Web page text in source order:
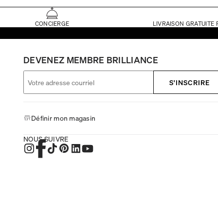
CONCIERGE LIVRAISON GRATUITE
DEVENEZ MEMBRE BRILLIANCE
S'INSCRIRE
Définir mon magasin
NOUS SUIVRE